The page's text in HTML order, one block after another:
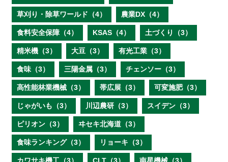
草刈り・除草ワールド（4） 農業DX（4）
食料安全保障（4） KSAS（4） 土づくり（3）
精米機（3） 大豆（3） 有光工業（3）
食味（3） 三陽金属（3） チェンソー（3）
高性能林業機械（3） 帯広展（3） 可変施肥（3）
じゃがいも（3） 川辺農研（3） スイデン（3）
ピリオン（3） ヰセキ北海道（3）
食味ランキング（3） リョーキ（3）